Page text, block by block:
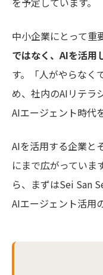
中小企業にとって重
ではなく、AIを活用
す。「人がやらなく
め、社内のAIリテラ
AIエージェント時代
AIを活用する企業と
にまで広がっていま
ら、まずはSei San
AIエージェント活用